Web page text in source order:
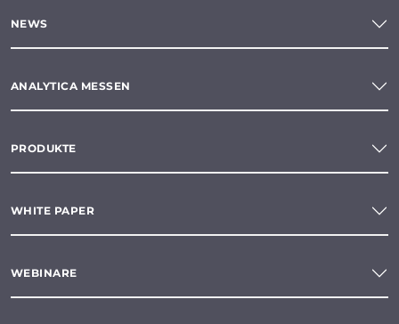
NEWS
ANALYTICA MESSEN
PRODUKTE
WHITE PAPER
WEBINARE